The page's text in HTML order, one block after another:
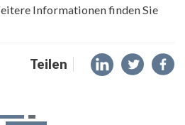
Informationen finden Sie
Teilen